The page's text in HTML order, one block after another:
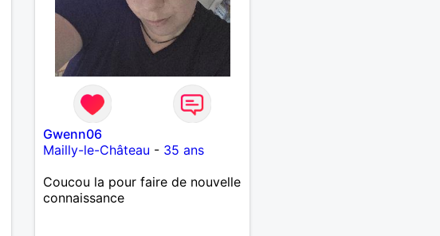
Gwenn06
Mailly-le-Château - 35 ans
Coucou la pour faire de nouvelle
connaissance